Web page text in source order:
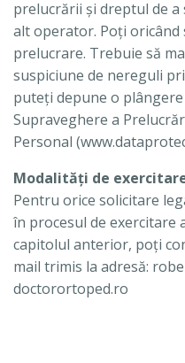
prelucrării și dreptul de
alt operator. Poți
prelucrare. Trebuie să
suspiciune de nereguli
puteți depune o
Supraveghere a
Personal
Modalități de
Pentru orice solicitare
în procesul de
capitolul anterior, poți
mail trimis la adresă:
doctorortoped.ro